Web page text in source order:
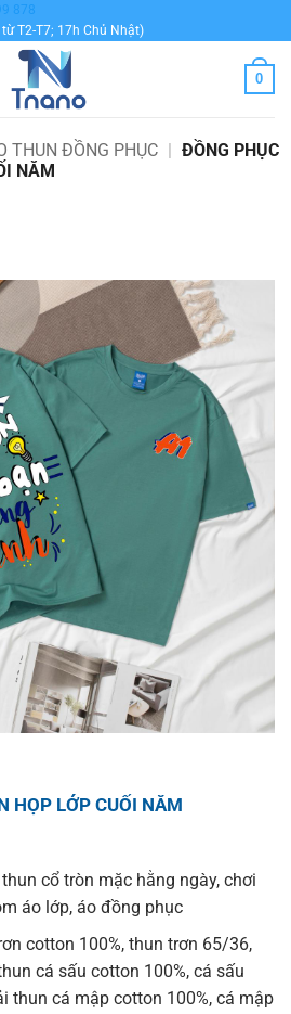
878
T2-T7; 17h Chủ Nhật)
0
THUN ĐỒNG PHỤC | ĐỒNG PHỤC
NĂM
HỌP LỚP CUỐI NĂM
cổ tròn mặc hằng ngày, chơi
áo lớp, áo đồng phục
cotton 100%, thun trơn 65/36,
cá sấu cotton 100%, cá sấu
thun cá mập cotton 100%, cá mập